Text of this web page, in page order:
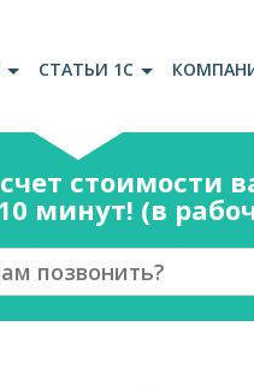
СТАТЬИ 1С
стоимости
минут! (в